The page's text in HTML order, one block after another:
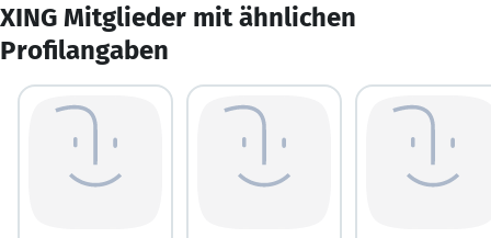
XING Mitglieder mit ähnlichen
Profilangaben